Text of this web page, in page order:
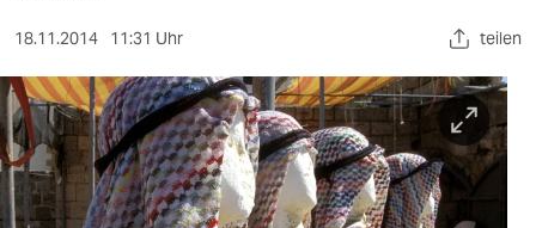
kultur
sport
berlin
nord
18.11.2014 11:31 Uhr teilen